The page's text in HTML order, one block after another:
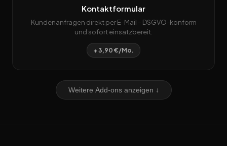
Kontaktformular
Kundenanfragen direkt per E-Mail – DSGVO-konform
und sofort einsatzbereit.
+ 3,90 €/Mo.
Weitere Add-ons anzeigen ↓